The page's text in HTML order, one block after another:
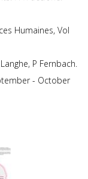
Humaines, Vol
P Fernbach.
- October